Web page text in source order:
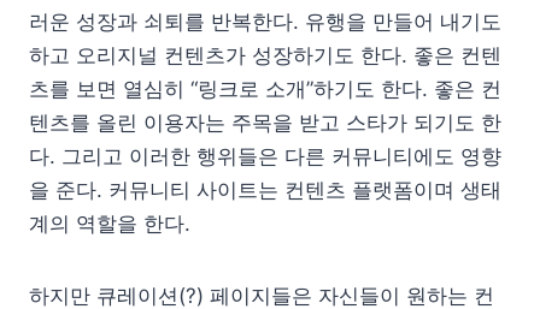
러운 성장과 쇠퇴를 반복한다. 유행을 만들어 내기도
하고 오리지널 컨텐츠가 성장하기도 한다. 좋은 컨텐
츠를 보면 열심히 “링크로 소개”하기도 한다. 좋은 컨
텐츠를 올린 이용자는 주목을 받고 스타가 되기도 한
다. 그리고 이러한 행위들은 다른 커뮤니티에도 영향
을 준다. 커뮤니티 사이트는 컨텐츠 플랫폼이며 생태
계의 역할을 한다.
하지만 큐레이션(?) 페이지들은 자신들이 원하는 컨